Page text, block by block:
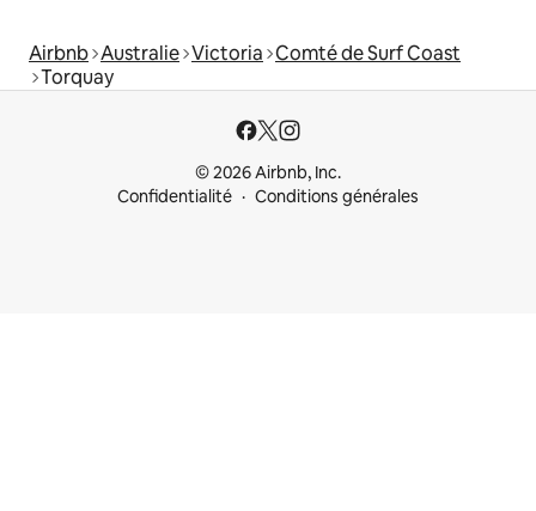
Airbnb Australie Victoria Comté de Surf Coast
Torquay
© 2026 Airbnb, Inc.
Confidentialité
Conditions générales